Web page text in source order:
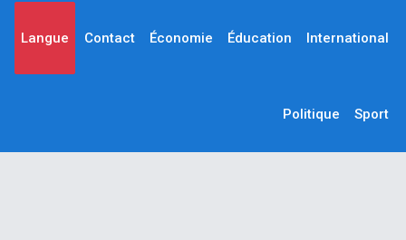
Langue Contact Économie Éducation International
Politique Sport